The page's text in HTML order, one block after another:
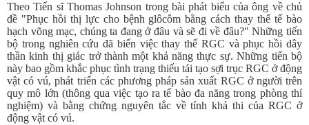
Theo Tiến sĩ Thomas Johnson trong bài phát biểu của ông về chủ
đề "Phục hồi thị lực cho bệnh glôcôm bằng cách thay thế tế bào
hạch võng mạc, chúng ta đang ở đâu và sẽ đi về đâu?" Những tiến
bộ trong nghiên cứu đã biến việc thay thế RGC và phục hồi dây
thần kinh thị giác trở thành một khả năng thực sự. Những tiến bộ
này bao gồm khắc phục tình trạng thiếu tái tạo sợi trục RGC ở động
vật có vú, phát triển các phương pháp sản xuất RGC ở người trên
quy mô lớn (thông qua việc tạo ra tế bào đa năng trong phòng thí
nghiệm) và bằng chứng nguyên tắc về tính khả thi của RGC ở
động vật có vú.